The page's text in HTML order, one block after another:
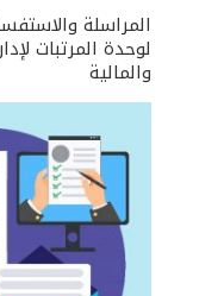
المراسلة
لوحدة المرتبات
والمالية